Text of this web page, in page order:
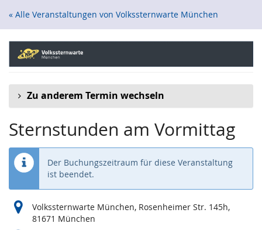
Zum
« Alle Veranstaltungen von Volkssternwarte München
Zu anderem Termin wechseln
Sternstunden am Vormittag
Der Buchungszeitraum für diese Veranstaltung
ist beendet.
Volkssternwarte München, Rosenheimer Str. 145h,
81671 München